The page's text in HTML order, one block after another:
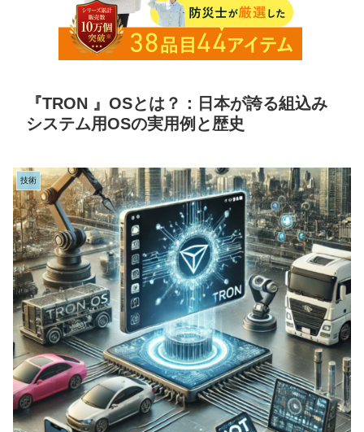
『TRON 』OSとは？：日本が誇る組込み
システム用OSの実用例と歴史
技術